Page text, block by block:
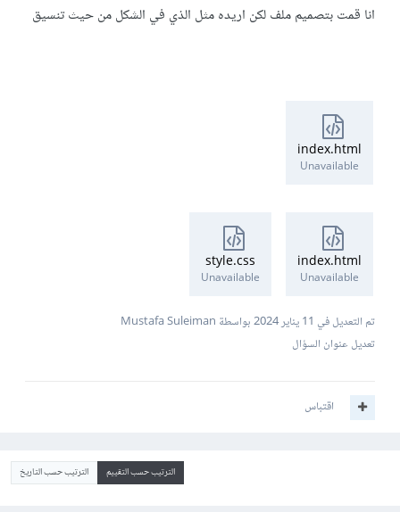
انا قمت بتصميم ملف لكن اريده مثل الذي في الشكل من حيث تنسيق
index.html
Unavailable
index.html
Unavailable
style.css
Unavailable
تم التعديل في 11 يناير 2024
بواسطة Mustafa Suleiman
تعديل عنوان السؤال
اقتباس
الترتيب حسب التقييم الترتيب حسب التاريخ